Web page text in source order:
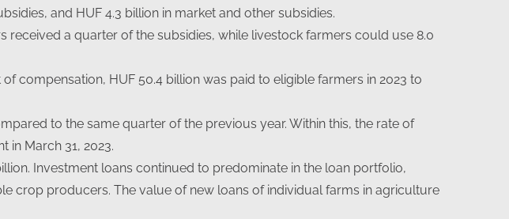
and HUF 4.3 billion in market and other subsidies.
a quarter of the subsidies, while livestock farmers could use 8.0
compensation, HUF 50.4 billion was paid to eligible farmers in 2023 to
to the same quarter of the previous year. Within this, the rate of
in March 31, 2023.
Investment loans continued to predominate in the loan portfolio,
crop producers. The value of new loans of individual farms in agriculture